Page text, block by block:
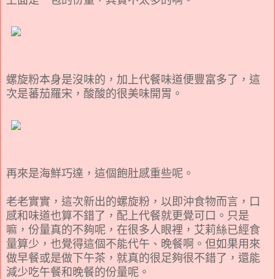
螺旋粉本身是沒味的，加上代餐味道便豐富多了，這
次是蕃茄羅宋，酸酸的很美味開胃。
再來是海鮮巧達，這個飽肚感重些呢。
老老實實，這次新出的螺旋粉，以即沖食物而言，口
感和味道也算不錯了，配上代餐就更覺可口。只是
嘛，份量真的不夠呢，在很多人眼裡，艾莉絲已經食
量算少，也覺得這個不能代午、晚餐啊。但如果用來
做早餐或是做下午茶，就真的很足夠很不錯了，還能
減少吃午餐和晚餐的份量呢。